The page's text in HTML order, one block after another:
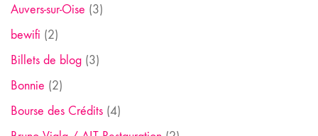
Auvers-sur-Oise (3)
bewifi (2)
Billets de blog (3)
Bonnie (2)
Bourse des Crédits (4)